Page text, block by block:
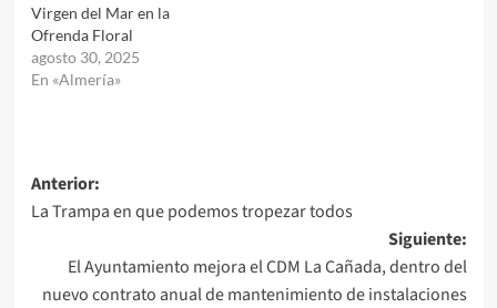
Virgen del Mar en la
Ofrenda Floral
agosto 30, 2025
En «Almería»
Navegación
de
entradas
Anterior:
La Trampa en que podemos tropezar todos
Siguiente:
El Ayuntamiento mejora el CDM La Cañada, dentro del
nuevo contrato anual de mantenimiento de instalaciones